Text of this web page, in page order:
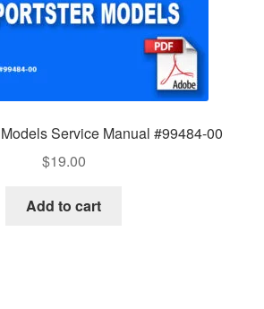
Service Manual #99484-00
$19.00
Add to cart